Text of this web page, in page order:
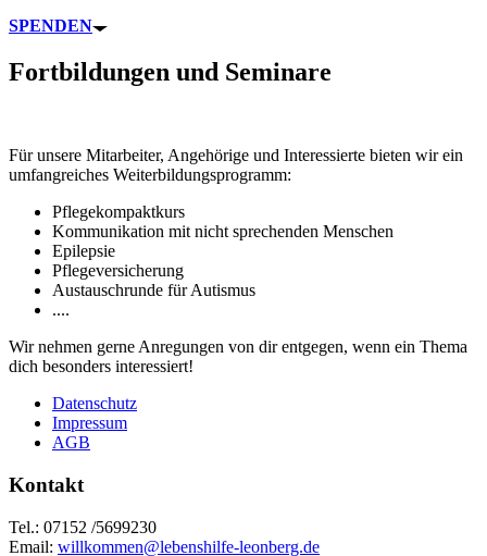
SPENDEN
Fortbildungen und Seminare
Für unsere Mitarbeiter, Angehörige und Interessierte bieten wir ein
umfangreiches Weiterbildungsprogramm:
Pflegekompaktkurs
Kommunikation mit nicht sprechenden Menschen
Epilepsie
Pflegeversicherung
Austauschrunde für Autismus
....
Wir nehmen gerne Anregungen von dir entgegen, wenn ein Thema
dich besonders interessiert!
Datenschutz
Impressum
AGB
Kontakt
Tel.: 07152 /5699230
Email: willkommen@lebenshilfe-leonberg.de